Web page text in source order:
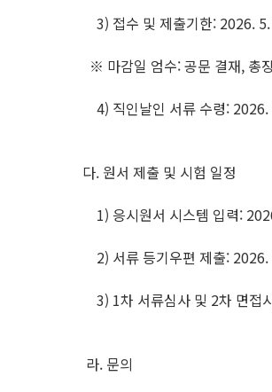
3) 접수 및 제출기한: 2026.
※ 마감일 엄수: 공문 결재, 총
4) 직인날인 서류 수령:
다. 원서 제출 및 시험 일정
1) 응시원서 시스템 입력:
2) 서류 등기우편 제출:
3) 1차 서류심사 및 2차 면접
라. 문의